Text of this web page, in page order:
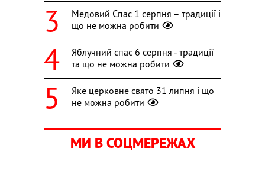
Медовий Спас 1 серпня – традиції і
що не можна робити
Яблучний спас 6 серпня - традиції
та що не можна робити
Яке церковне свято 31 липня і що
не можна робити
МИ В СОЦМЕРЕЖАХ